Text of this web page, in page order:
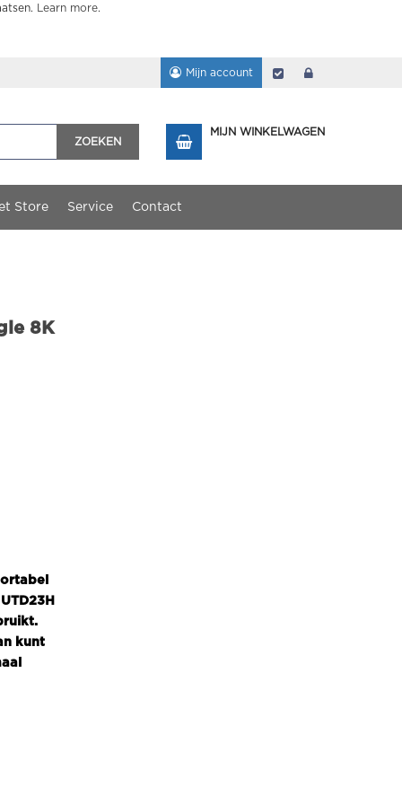
Learn more.
Mijn account Afrekenen
ZOEKEN
MIJN WINKELWAGEN
Store Service Contact
8K
kunt